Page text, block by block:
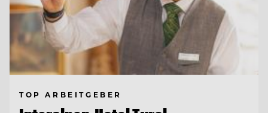
TOP ARBEITGEBER